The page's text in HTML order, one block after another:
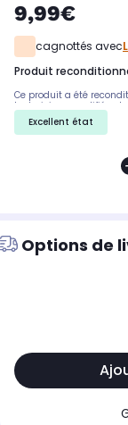
9,99€
cagnottés avec
produit
Ce produit a été
techniciens qualifiés,
Excellent état
Options de